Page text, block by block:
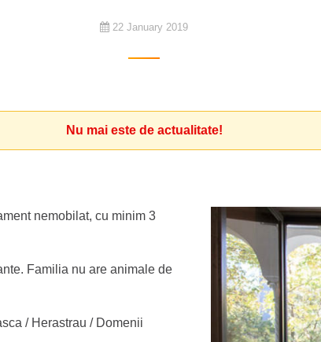
22 January 2019
Nu mai este de actualitate!
nemobilat, cu minim 3
Familia nu are animale de
/ Herastrau / Domenii